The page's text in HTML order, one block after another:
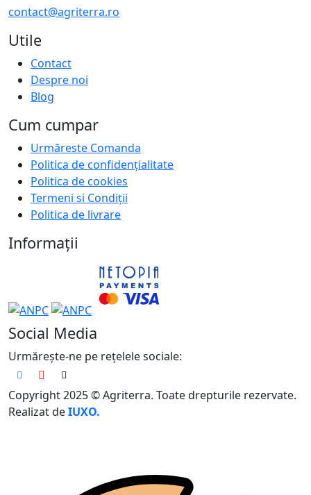
contact@agriterra.ro
Utile
Contact
Despre noi
Blog
Cum cumpar
Urmăreste Comanda
Politica de confidențialitate
Politica de cookies
Termeni si Condiții
Politica de livrare
Informații
Social Media
Urmărește-ne pe rețelele sociale:
Copyright 2025 © Agriterra. Toate drepturile rezervate.
Realizat deIUXO.